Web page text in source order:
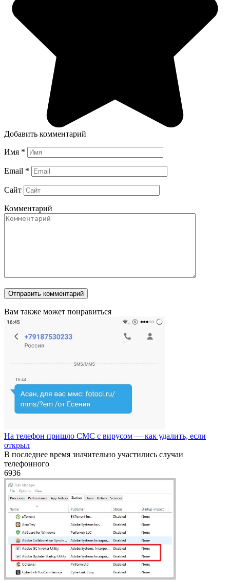
Добавить комментарий
Имя *
Email *
Сайт
Комментарий
Вам также может понравиться
На телефон пришло СМС с вирусом — как удалить, если
открыл
В последнее время значительно участились случаи
телефонного
6936